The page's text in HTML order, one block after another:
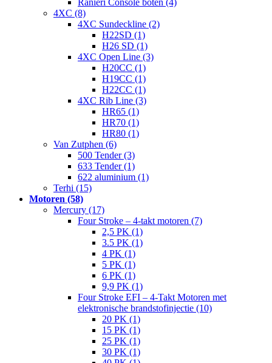
Ranieri Console boten (4)
4XC (8)
4XC Sundeckline (2)
H22SD (1)
H26 SD (1)
4XC Open Line (3)
H20CC (1)
H19CC (1)
H22CC (1)
4XC Rib Line (3)
HR65 (1)
HR70 (1)
HR80 (1)
Van Zutphen (6)
500 Tender (3)
633 Tender (1)
622 aluminium (1)
Terhi (15)
Motoren (58)
Mercury (17)
Four Stroke – 4-takt motoren (7)
2,5 PK (1)
3.5 PK (1)
4 PK (1)
5 PK (1)
6 PK (1)
9,9 PK (1)
Four Stroke EFI – 4-Takt Motoren met
elektronische brandstofinjectie (10)
20 PK (1)
15 PK (1)
25 PK (1)
30 PK (1)